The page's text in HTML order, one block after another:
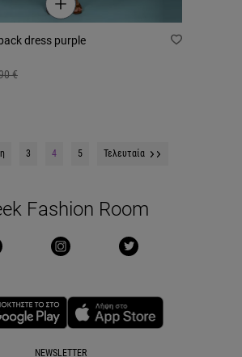
dress purple
€
3 4 5 Τελευταία
Fashion Room
NEWSLETTER